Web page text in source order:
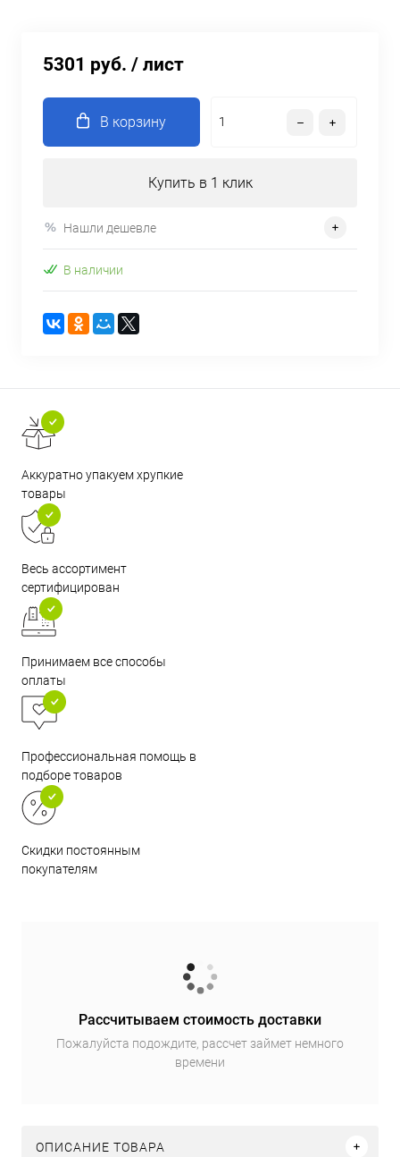
5301 руб. / лист
В корзину
Купить в 1 клик
Нашли дешевле
В наличии
Аккуратно упакуем хрупкие
товары
Весь ассортимент
сертифицирован
Принимаем все способы
оплаты
Профессиональная помощь в
подборе товаров
Скидки постоянным
покупателям
Рассчитываем стоимость доставки
Пожалуйста подождите, рассчет займет немного
времени
ОПИСАНИЕ ТОВАРА